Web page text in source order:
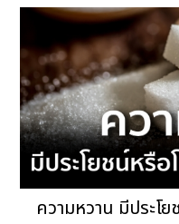
ความหวาน มีประโ